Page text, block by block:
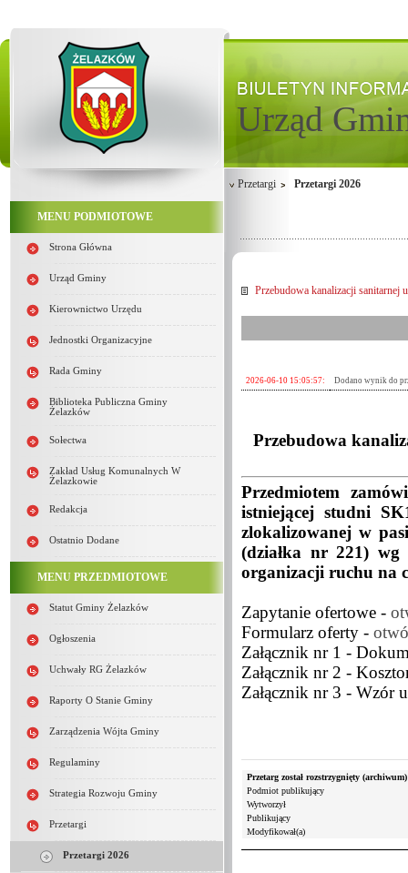
Urząd
MENU PODMIOTOWE
Strona Główna
Urząd Gminy
Kierownictwo Urzędu
Jednostki Organizacyjne
Rada Gminy
Biblioteka Publiczna Gminy
Żelazków
Sołectwa
Zakład Usług Komunalnych W
Żelazkowie
Redakcja
Ostatnio Dodane
MENU PRZEDMIOTOWE
Statut Gminy Żelazków
Ogłoszenia
Uchwały RG Żelazków
Raporty O Stanie Gminy
Zarządzenia Wójta Gminy
Regulaminy
Strategia Rozwoju Gminy
Przetargi
Przetargi 2026
Przetargi Przetargi 2026
Przebudowa kanalizacji sanitarnej
2026-06-10 15:05:57: Dodano wynik do
Przebudowa
Przedmiotem
istniejącej studni
zlokalizowanej w
(działka nr 221) wg
organizacji ruchu na
Zapytanie ofertowe -
Formularz oferty -
Załącznik nr 1 -
Załącznik nr 2 -
Załącznik nr 3 - Wzór
Przetarg został rozstrzygnięty (archiwum)
Podmiot publikujący
Wytworzył
Publikujący
Modyfikował(a)